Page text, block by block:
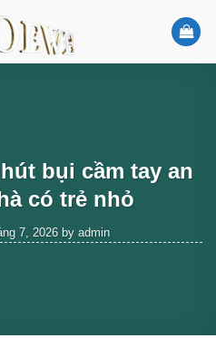
bụi cầm tay an
có trẻ nhỏ
7, 2026 by admin